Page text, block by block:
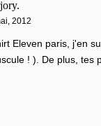
2012
Eleven paris, j'en
! ). De plus, tes